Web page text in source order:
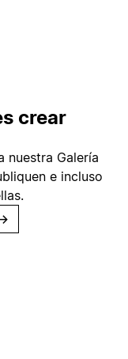
crear
nuestra Galería
e incluso